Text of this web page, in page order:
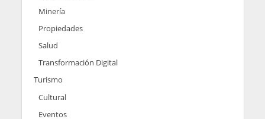
Minería
Propiedades
Salud
Transformación Digital
Turismo
Cultural
Eventos